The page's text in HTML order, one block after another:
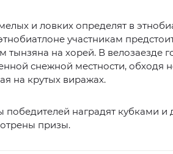
и ловких определят в
участникам
тынзяна на хорей. В велозаезде
снежной местности, обходя
на крутых виражах.
наградят кубками и
призы.